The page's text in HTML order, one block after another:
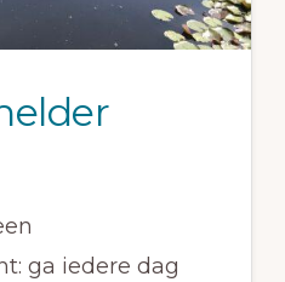
ga iedere dag